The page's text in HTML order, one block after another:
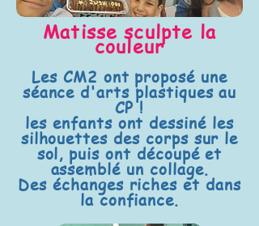
Matisse sculpte la
couleur
Les CM2 ont proposé une
séance d'arts plastiques au
CP !
les enfants ont dessiné les
silhouettes des corps sur le
sol, puis ont découpé et
assemblé un collage.
Des échanges riches et dans
la confiance.